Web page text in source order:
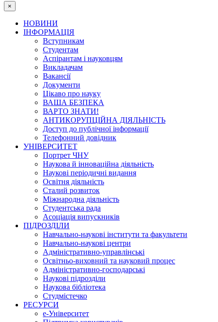
×
НОВИНИ
ІНФОРМАЦІЯ
Вступникам
Студентам
Аспірантам і науковцям
Викладачам
Вакансії
Документи
Цікаво про науку
ВАША БЕЗПЕКА
ВАРТО ЗНАТИ!
АНТИКОРУПЦІЙНА ДІЯЛЬНІСТЬ
Доступ до публічної інформації
Телефонний довідник
УНІВЕРСИТЕТ
Портрет ЧНУ
Наукова й інноваційна діяльність
Наукові періодичні видання
Освітня діяльність
Сталий розвиток
Міжнародна діяльність
Студентська рада
Асоціація випускників
ПІДРОЗДІЛИ
Навчально-наукові інститути та факультети
Навчально-наукові центри
Адміністративно-управлінські
Освітньо-виховний та науковий процес
Адміністративно-господарські
Наукові підрозділи
Наукова бібліотека
Студмістечко
РЕСУРСИ
е-Університет